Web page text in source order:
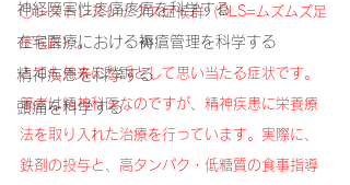
神経障害性疼痛疼痛を科学する
在宅医療における褥瘡管理を科学する
精神疾患を科学する
頭痛を科学する
○レストレスレッグス症候群（RLS=ムズムズ足
症候群）。
とても外来に愁訴として思い当たる症状です。
筆者は精神科医なのですが、精神疾患に栄養療
法を取り入れた治療を行っています。実際に、
鉄剤の投与と、高タンパク・低糖質の食事指導